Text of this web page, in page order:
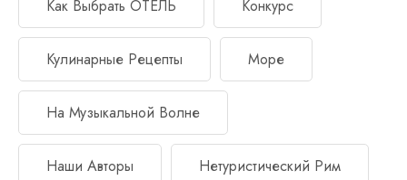
Как Выбрать ОТЕЛЬ Конкурс
Кулинарные Рецепты Море
На Музыкальной Волне
Наши Авторы Нетуристический Рим